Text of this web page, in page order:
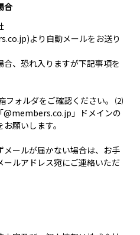
合
)より自動メールをお送り
、恐れ入りますが下記事項を
フォルダをご確認ください。 ⑵
@members.co.jp」ドメインの
願いします。
メールが届かない場合は、お手
ルアドレス宛にご連絡いただ